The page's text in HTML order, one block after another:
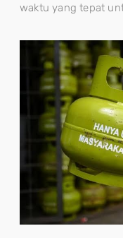
waktu yang tepat